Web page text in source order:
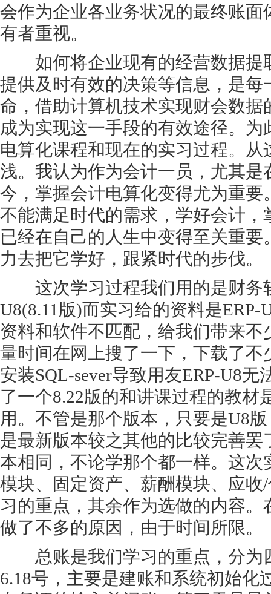
会作为企业各业务状况的最终账面
有者重视。
如何将企业现有的经营数据提
提供及时有效的决策等信息，是每
命，借助计算机技术实现财会数据
成为实现这一手段的有效途径。
电算化课程和现在的实习过程。
浅。我认为作为会计一员，尤其是
今，掌握会计电算化变得尤为重要
不能满足时代的需求，学好会计，
已经在自己的人生中变得至关重
力去把它学好，跟紧时代的步伐。
这次学习过程我们用的是财务
U8(8.11版)而实习给的资料是ERP-
资料和软件不匹配，给我们带来
量时间在网上搜了一下，下载了不
安装SQL-sever导致用友ERP-U8
了一个8.22版的和讲课过程的教材
用。不管是那个版本，只要是U8
是最新版本较之其他的比较完善
本相同，不论学那个都一样。这次
模块、固定资产、薪酬模块、应收
习的重点，其余作为选做的内容
做了不多的原因，由于时间所限。
总账是我们学习的重点，分为
6.18号，主要是建账和系统初始化